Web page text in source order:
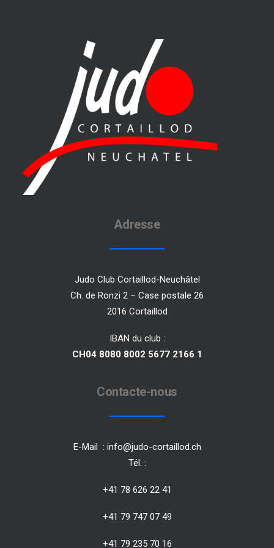
Adresse
Judo Club Cortaillod-Neuchâtel
Ch. de Ronzi 2 – Case postale 26
2016 Cortaillod
IBAN du club :
CH04 8080 8002 5677 2166 1
Contacte-nous
E-Mail : info@judo-cortaillod.ch
Tél. :
+41 78 626 22 41
+41 79 747 07 49
+41 79 235 70 16